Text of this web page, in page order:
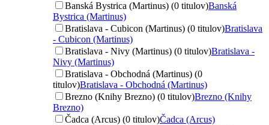
Banská Bystrica (Martinus) (0 titulov)Banská
Bystrica (Martinus)
Bratislava - Cubicon (Martinus) (0 titulov)Bratislava
- Cubicon (Martinus)
Bratislava - Nivy (Martinus) (0 titulov)Bratislava -
Nivy (Martinus)
Bratislava - Obchodná (Martinus) (0
titulov)Bratislava - Obchodná (Martinus)
Brezno (Knihy Brezno) (0 titulov)Brezno (Knihy
Brezno)
Čadca (Arcus) (0 titulov)Čadca (Arcus)